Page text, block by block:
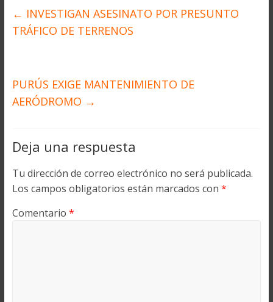
← INVESTIGAN ASESINATO POR PRESUNTO
TRÁFICO DE TERRENOS
PURÚS EXIGE MANTENIMIENTO DE
AERÓDROMO →
Deja una respuesta
Tu dirección de correo electrónico no será publicada.
Los campos obligatorios están marcados con *
Comentario *